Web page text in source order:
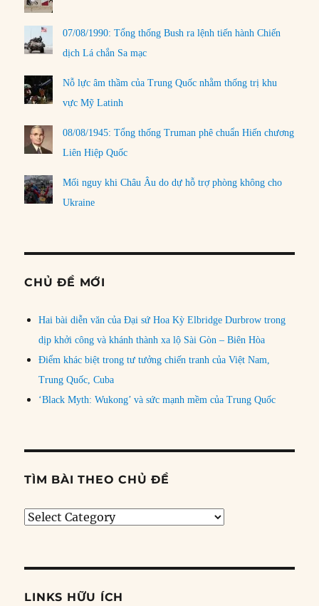
07/08/1990: Tổng thống Bush ra lệnh tiến hành Chiến
dịch Lá chắn Sa mạc
Nỗ lực âm thầm của Trung Quốc nhằm thống trị khu
vực Mỹ Latinh
08/08/1945: Tổng thống Truman phê chuẩn Hiến chương
Liên Hiệp Quốc
Mối nguy khi Châu Âu do dự hỗ trợ phòng không cho
Ukraine
CHỦ ĐỀ MỚI
Hai bài diễn văn của Đại sứ Hoa Kỳ Elbridge Durbrow trong
dịp khởi công và khánh thành xa lộ Sài Gòn – Biên Hòa
Điểm khác biệt trong tư tưởng chiến tranh của Việt Nam,
Trung Quốc, Cuba
‘Black Myth: Wukong’ và sức mạnh mềm của Trung Quốc
TÌM BÀI THEO CHỦ ĐỀ
Tìm
đề
LINKS HỮU ÍCH